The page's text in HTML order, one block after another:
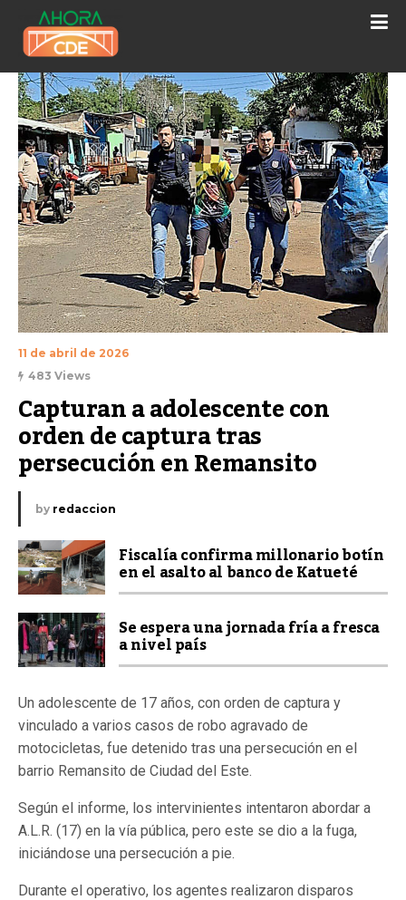
11 de abril de 2026
483 Views
Capturan a adolescente con
orden de captura tras
persecución en Remansito
by redaccion
Fiscalía confirma millonario botín
en el asalto al banco de Katueté
Se espera una jornada fría a fresca
a nivel país
Un adolescente de 17 años, con orden de captura y
vinculado a varios casos de robo agravado de
motocicletas, fue detenido tras una persecución en el
barrio Remansito de Ciudad del Este.
Según el informe, los intervinientes intentaron abordar a
A.L.R. (17) en la vía pública, pero este se dio a la fuga,
iniciándose una persecución a pie.
Durante el operativo, los agentes realizaron disparos